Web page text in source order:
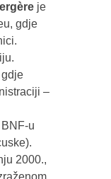
je
gdje
–
u
2000.,